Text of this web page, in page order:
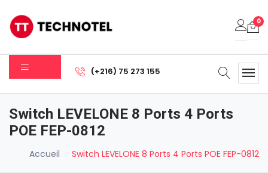
0
Votre panier est vide.
Sous-total: 0.000DT
Voir Le Panier Commander
(+216) 75 273 155
Switch LEVELONE 8 Ports 4 Ports
POE FEP-0812
Accueil Switch LEVELONE 8 Ports 4 Ports POE FEP-0812